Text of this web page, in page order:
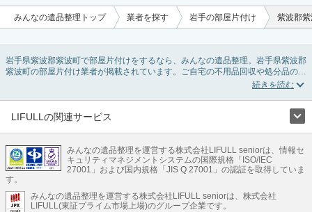
みんなの遺品整理トップ 業者を探す 岩手の部屋片付け 紫波郡
岩手県紫波郡紫波町で部屋片付けをするなら、みんなの遺品整理。岩手県紫波郡
紫波町の部屋片付け業者が掲載されています。ご自宅の不用品回収や処分品の仕
分け、貴重品の捜索などの依頼ができます。岩手県紫波郡紫波町の部屋片付けの
し検索してみましょう。部屋片付けはいつか着手しようと思っていると、ついつ
ご自分で無理なくできる片付け方法やご実家の片付けノウハウもお届けしていま
すので、ぜひあわせてご覧ください。
LIFULLの関連サービス
不動産・住宅
引越し 老人ホーム 地方創生 ママの就労支援
不動産クラウドファンディング 遺品整理 老後の暮らし情報
LIFULL HOME'Sのサービス
みんなの遺品整理を運営する株式会社LIFULL seniorは、情報セ
キュリティマネジメントシステムの国際規格「ISO/IEC
27001」および国内規格「JIS Q 27001」の認証を取得していま
す。
みんなの遺品整理を運営する株式会社LIFULL seniorは、株式会社
LIFULL(東証プライム市場上場)のグループ企業です。